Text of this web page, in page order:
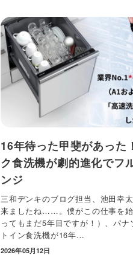
16年待った甲斐があった
ク食洗機が劇的進化でフ
ンジ
三和デンキのブログ担当、池田幸
来ましたね……。僕がこの仕事を
ってもまだ5年目ですが！）、パ
トイン食洗機が16年…
2026年05月12日